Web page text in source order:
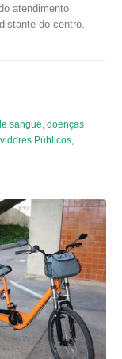
atendimento
do centro.
sangue doenças
Públicos